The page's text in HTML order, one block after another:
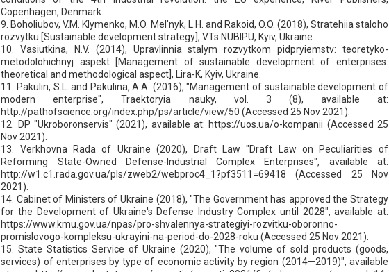
Copenhagen, Denmark.
9. Boholiubov, V.M. Klymenko, M.O. Mel'nyk, L.H. and Rakoid, O.O. (2018), Stratehiia staloho
rozvytku [Sustainable development strategy], VTs NUBIPU, Kyiv, Ukraine.
10. Vasiutkina, N.V. (2014), Upravlinnia stalym rozvytkom pidpryiemstv: teoretyko-
metodolohichnyj aspekt [Management of sustainable development of enterprises:
theoretical and methodological aspect], Lira-K, Kyiv, Ukraine.
11. Pakulin, S.L. and Pakulina, A.A. (2016), "Management of sustainable development of
modern enterprise", Traektoryia nauky, vol. 3 (8), available at:
http://pathofscience.org/index.php/ps/article/view/50 (Accessed 25 Nov 2021).
12. DP "Ukroboronservis" (2021), available at: https://uos.ua/o-kompanii (Accessed 25
Nov 2021).
13. Verkhovna Rada of Ukraine (2020), Draft Law "Draft Law on Peculiarities of
Reforming State-Owned Defense-Industrial Complex Enterprises", available at:
http://w1.c1.rada.gov.ua/pls/zweb2/webproc4_1?pf3511=69418 (Accessed 25 Nov
2021).
14. Cabinet of Ministers of Ukraine (2018), "The Government has approved the Strategy
for the Development of Ukraine's Defense Industry Complex until 2028", available at:
https://www.kmu.gov.ua/npas/pro-shvalennya-strategiyi-rozvitku-oboronno-
promislovogo-kompleksu-ukrayini-na-period-do-2028-roku (Accessed 25 Nov 2021).
15. State Statistics Service of Ukraine (2020), "The volume of sold products (goods,
services) of enterprises by type of economic activity by region (2014—2019)", available